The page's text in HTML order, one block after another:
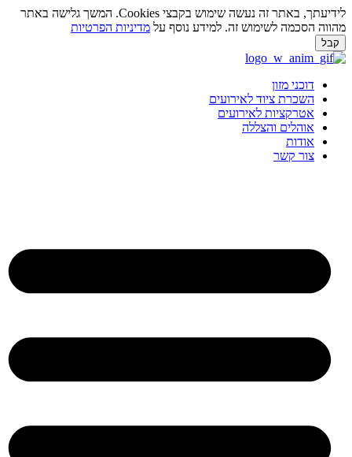
לידיעתך, באתר זה נעשה שימוש בקבצי Cookies. המשך גלישה באתר
הסכמה לשימוש זה. למידע נוסף עלמדיניות הפרטיות
קבל
דוכני מזון
השכרת ציוד לאירועים
אטרקציות לאירועים
אוהלים והצללה
אודות
צור קשר